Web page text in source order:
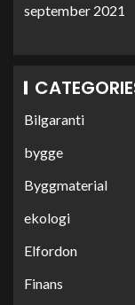
september 2021
Bilgaranti
bygge
Byggmaterial
ekologi
Elfordon
Finans